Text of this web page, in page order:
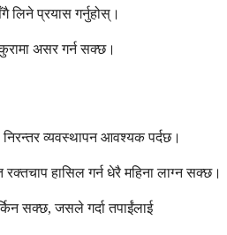
लिने प्रयास गर्नुहोस्।
असर गर्न सक्छ।
व्यवस्थापन आवश्यक पर्दछ।
हासिल गर्न धेरै महिना लाग्न सक्छ।
सक्छ, जसले गर्दा तपाईंलाई